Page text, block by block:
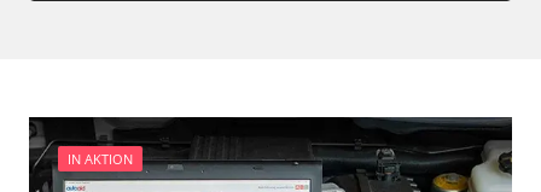
IN AKTION